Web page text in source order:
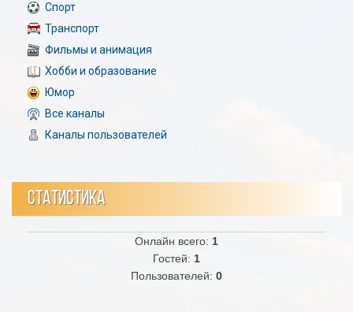
Спорт
Транспорт
Фильмы и анимация
Хобби и образование
Юмор
Все каналы
Каналы пользователей
СТАТИСТИКА
Онлайн всего: 1
Гостей: 1
Пользователей: 0